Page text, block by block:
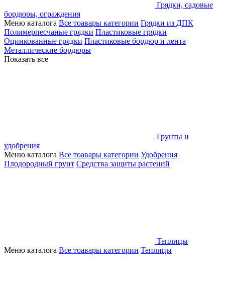
Грядки, садовые
бордюры, ограждения
Меню каталога Все тоавары категории Грядки из ДПК
Полимерпесчаные грядки Пластиковые грядки
Оцинкованные грядки Пластиковые бордюр и лента
Металлические бордюры
Показать все
Грунты и
удобрения
Меню каталога Все тоавары категории Удобрения
Плодородный грунт Средства защиты растений
Теплицы
Меню каталога Все тоавары категории Теплицы